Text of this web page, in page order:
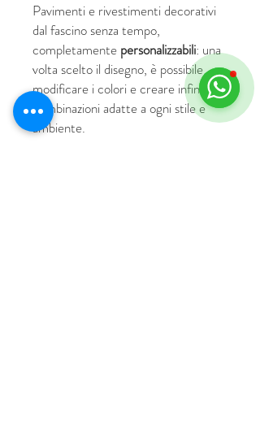
Pavimenti e rivestimenti decorativi
dal fascino senza tempo,
completamente personalizzabili: una
volta scelto il disegno, è possibile
modificare i colori e creare infinite
combinazioni adatte a ogni stile e
ambiente.